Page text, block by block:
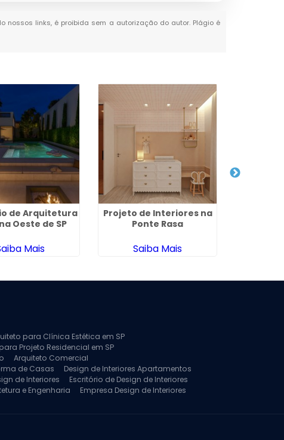
nossos links, é proibida sem a autorização do autor. Plágio é
de Arquitetura
Oeste de SP
Mais
Projeto de Interiores na
Ponte Rasa
Saiba Mais
para Clínica Estética em SP
Projeto Residencial em SP
Arquiteto Comercial
de Casas
Design de Interiores Apartamentos
de Interiores
Escritório de Design de Interiores
e Engenharia
Empresa Design de Interiores